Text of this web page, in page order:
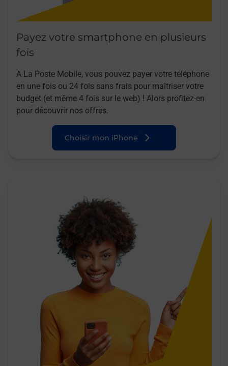
Payez votre smartphone en plusieurs
fois
A La Poste Mobile, vous pouvez payer votre téléphone
en une fois ou 24 fois sans frais pour maîtriser votre
budget (et même 4 fois sur le web) ! Alors profitez-en
pour découvrir nos offres.
Choisir mon iPhone